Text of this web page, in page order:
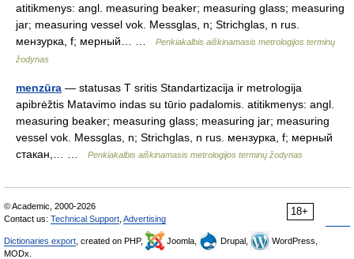
atitikmenys: angl. measuring beaker; measuring glass; measuring
jar; measuring vessel vok. Messglas, n; Strichglas, n rus.
мензурка, f; мерный… …
Penkiakalbis aiškinamasis metrologijos terminų
žodynas
menzūra — statusas T sritis Standartizacija ir metrologija
apibrėžtis Matavimo indas su tūrio padalomis. atitikmenys: angl.
measuring beaker; measuring glass; measuring jar; measuring
vessel vok. Messglas, n; Strichglas, n rus. мензурка, f; мерный
стакан,… …
Penkiakalbis aiškinamasis metrologijos terminų žodynas
18+
© Academic, 2000-2026
Contact us: Technical Support Advertising
Dictionaries export , created on PHP, Joomla, Drupal,
WordPress,
MODx.